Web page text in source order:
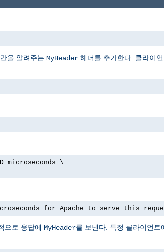
을 알려주는 MyHeader 헤더를 추가한다. 클라이
microseconds \
for Apache to serve this
으로 응답에 MyHeader를 보낸다. 특정 클라이언